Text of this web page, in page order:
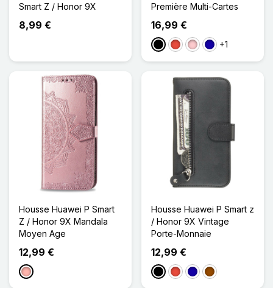
Smart Z / Honor 9X
8,99 €
Première Multi-Cartes
16,99 €
NoirRougeRoseBleu Foncé
+1
Housse Huawei P Smart
Z / Honor 9X Mandala
Moyen Age
12,99 €
Or Rose
Housse Huawei P Smart z
/ Honor 9X Vintage
Porte-Monnaie
12,99 €
NoirRougeBleu Foncé
Marron